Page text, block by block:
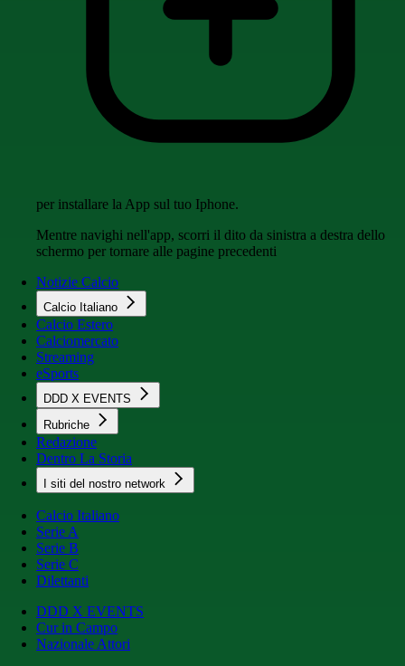
per installare la App sul tuo Iphone.
Mentre navighi nell'app, scorri il dito da sinistra a destra dello
schermo per tornare alle pagine precedenti
Notizie Calcio
Calcio Italiano
Calcio Estero
Calciomercato
Streaming
eSports
DDD X EVENTS
Rubriche
Redazione
Dentro La Storia
I siti del nostro network
Calcio Italiano
Serie A
Serie B
Serie C
Dilettanti
DDD X EVENTS
Cur in Campo
Nazionale Attori